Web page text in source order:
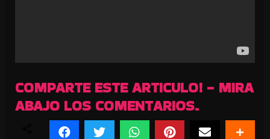
COMPARTE ESTE ARTICULO! - MIRA
ABAJO LOS COMENTARIOS.